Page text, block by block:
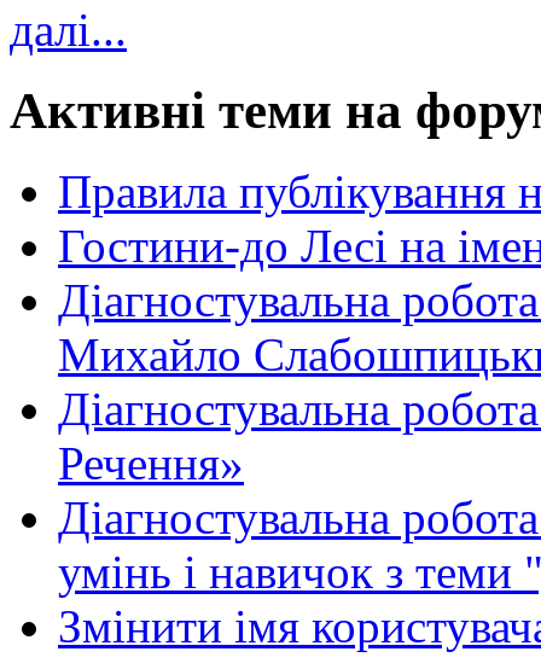
далі...
Активні теми на
Правила публікування
Гостини-до Лесі на
Діагностувальна
Михайло
Діагностувальна
Речення»
Діагностувальна
умінь і навичок з теми
Змінити імя